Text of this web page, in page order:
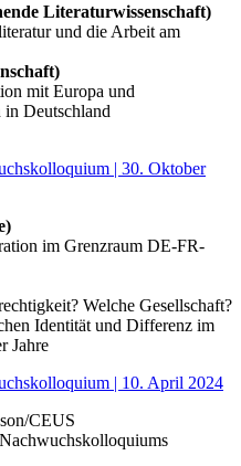
Literaturwissenschaft)
und die Arbeit am
mit Europa und
in Deutschland
| 30. Oktober
im Grenzraum DE-FR-
Welche Gesellschaft?
Identität und Differenz im
Jahre
| 10. April 2024
CEUS